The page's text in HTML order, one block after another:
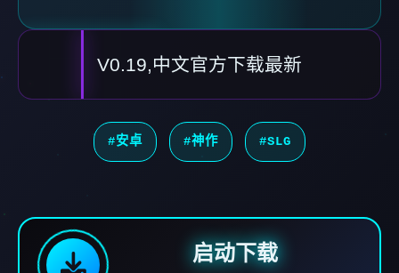
V0.19,中文官方下载最新
#安卓 #神作 #SLG
启动下载